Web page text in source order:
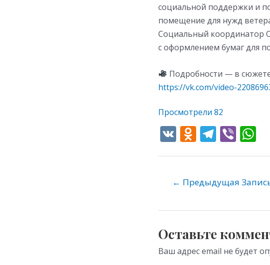
социальной поддержки и
помещение для нужд
Социальный координатор
с оформлением бумаг для
Подробности — в сюжете
https://vk.com/video-
Просмотрели 82
V O
o
as
s
ni
T
gr
m
Vi
s
p
p
← Предыдущая
Оставьте
Ваш адрес email не будет